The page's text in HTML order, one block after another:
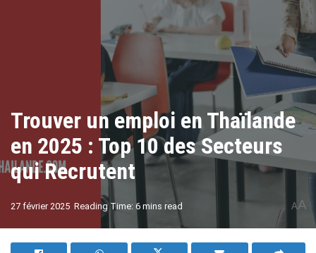
Trouver un emploi en Thaïlande
en 2025 : Top 10 des Secteurs
qui Recrutent
27 février 2025 Reading Time: 6 mins read AA